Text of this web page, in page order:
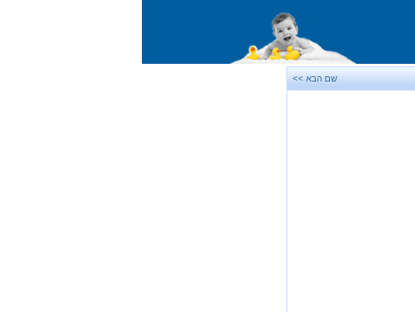
שם הבא >>